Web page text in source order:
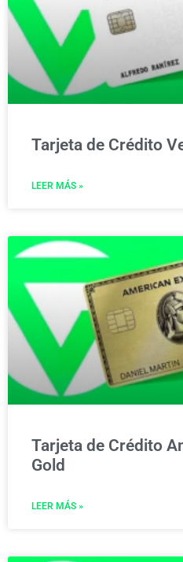
Tarjeta de Crédito
LEER MÁS »
Tarjeta de Crédito
Gold
LEER MÁS »